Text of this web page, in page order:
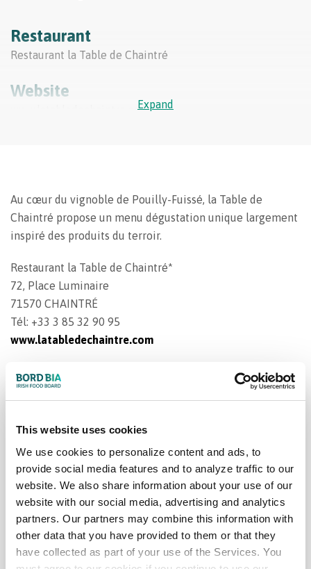
This website uses cookies
We use cookies to personalize content and ads, to
provide social media features and to analyze traffic to our
website. We also share information about your use of our
website with our social media, advertising and analytics
partners. Our partners may combine this information with
other data that you have provided to them or that they
have collected as part of your use of the Services. You
Restaurant
Restaurant la Table de Chaintré
Website
www.latabledechaintre.comExpand
Au cœur du vignoble de Pouilly-Fuissé, la Table de
Chaintré propose un menu dégustation unique largement
inspiré des produits du terroir.
Restaurant la Table de Chaintré*
72, Place Luminaire
71570 CHAINTRÉ
Tél: +33 3 85 32 90 95
www.latabledechaintre.com
La Charte d’Assurance
Qualité et